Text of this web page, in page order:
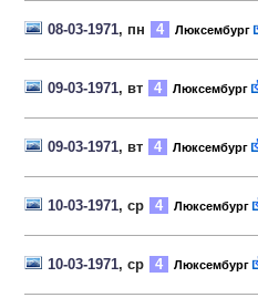
08-03-1971, пн 4 Люксембург
09-03-1971, вт 4 Люксембург
09-03-1971, вт 4 Люксембург
10-03-1971, ср 4 Люксембург
10-03-1971, ср 4 Люксембург